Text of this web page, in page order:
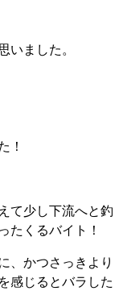
いました。
！
て少し下流へと釣
たくるバイト！
、かつさっきより
感じるとバラした